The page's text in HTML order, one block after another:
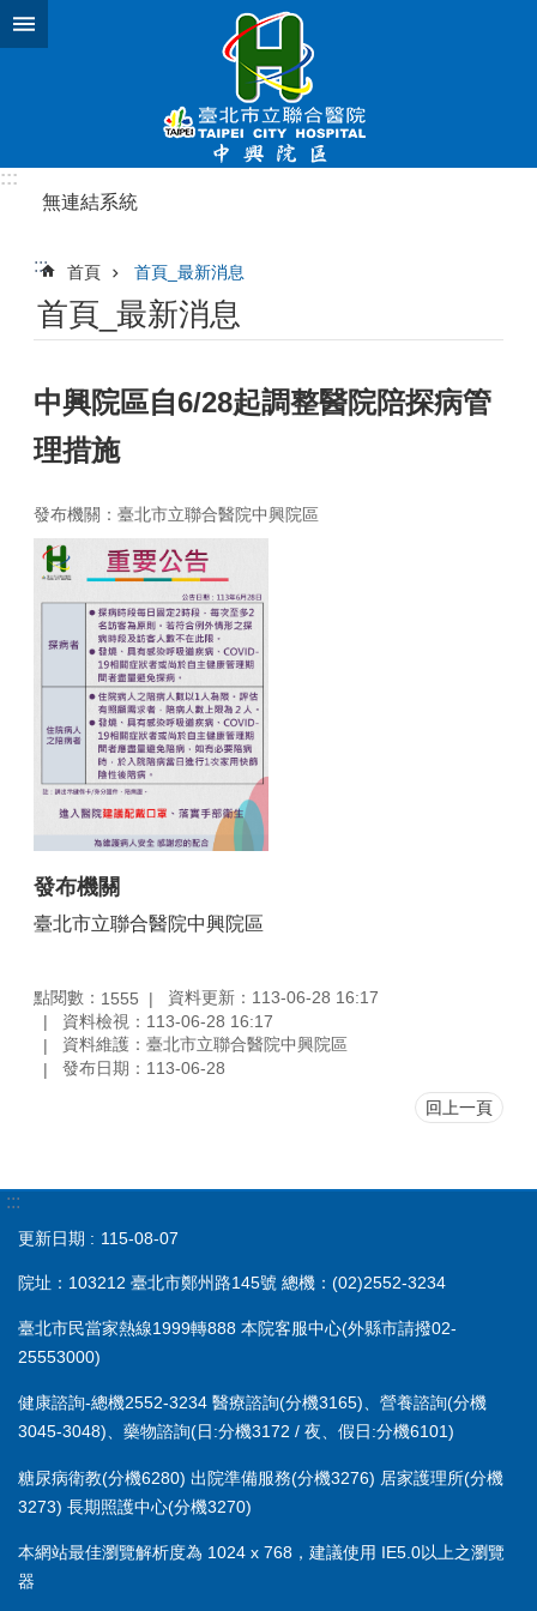
跳到主要內容區塊
:::
無連結系統
::: 首頁 首頁_最新消息
首頁_最新消息
中興院區自6/28起調整醫院陪探病管
理措施
發布機關：臺北市立聯合醫院中興院區
發布機關
臺北市立聯合醫院中興院區
點閱數： 1555
資料更新：113-06-28 16:17
資料檢視：113-06-28 16:17
資料維護：臺北市立聯合醫院中興院區
發布日期：113-06-28
回上一頁
:::
更新日期 115-08-07
院址：103212 臺北市鄭州路145號 總機：(02)2552-3234
臺北市民當家熱線1999轉888 本院客服中心(外縣市請撥02-
25553000)
健康諮詢-總機2552-3234 醫療諮詢(分機3165)、營養諮詢(分機
3045-3048)、藥物諮詢(日:分機3172 / 夜、假日:分機6101)
糖尿病衛教(分機6280) 出院準備服務(分機3276) 居家護理所(分機
3273) 長期照護中心(分機3270)
本網站最佳瀏覽解析度為 1024 x 768，建議使用 IE5.0以上之瀏覽
器